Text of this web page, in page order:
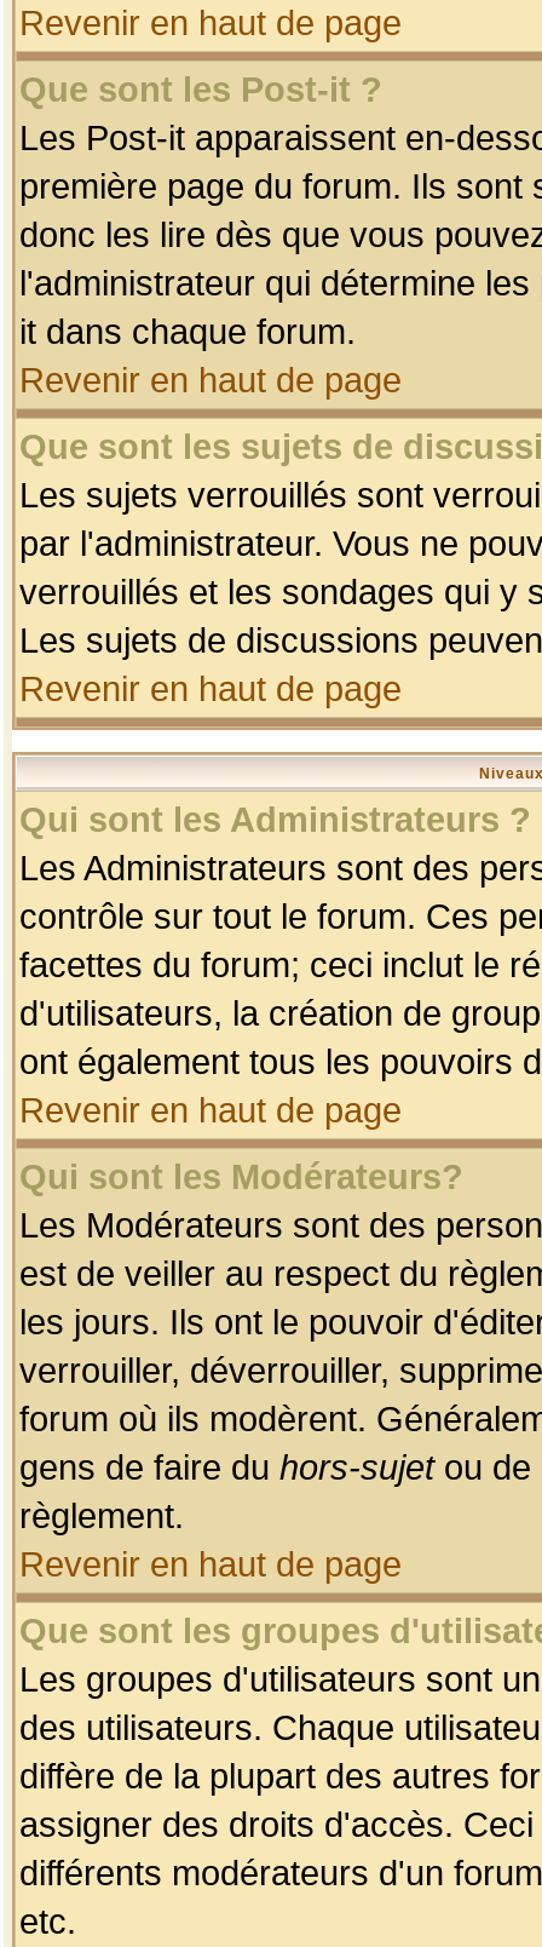
Revenir en haut de page
Que sont les Post-it ?
Les Post-it apparaissent en-
première page du forum. Ils
donc les lire dès que vous
l'administrateur qui détermine
it dans chaque forum.
Revenir en haut de page
Que sont les sujets de
Les sujets verrouillés sont
par l'administrateur. Vous ne
verrouillés et les sondages qui y
Les sujets de discussions
Revenir en haut de page
Qui sont les Administrateurs ?
Les Administrateurs sont des
contrôle sur tout le forum. Ces
facettes du forum; ceci inclut le
d'utilisateurs, la création de
ont également tous les pouvoirs
Revenir en haut de page
Qui sont les Modérateurs?
Les Modérateurs sont des
est de veiller au respect du
les jours. Ils ont le pouvoir
verrouiller, déverrouiller,
forum où ils modèrent.
gens de faire du hors-sujetou de
règlement.
Revenir en haut de page
Que sont les groupes
Les groupes d'utilisateurs sont
des utilisateurs. Chaque
diffère de la plupart des autres
assigner des droits d'accès.
différents modérateurs d'un
etc.